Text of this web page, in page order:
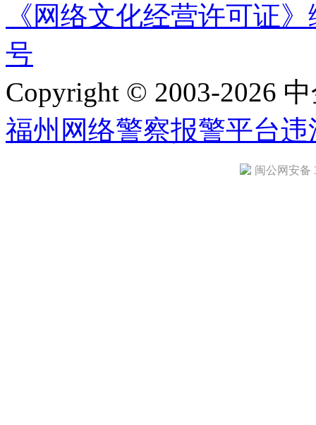
《网络文化经营许可证
号
Copyright © 2003-2026
福州网络警察报警平台违
闽公网安备